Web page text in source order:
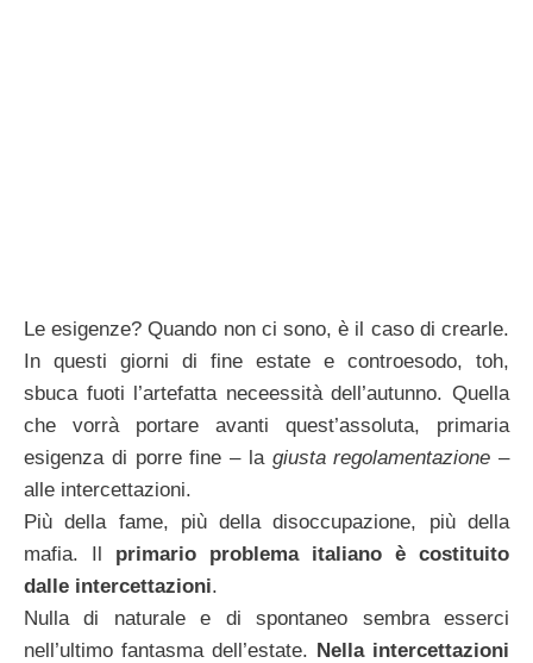
Le esigenze? Quando non ci sono, è il caso di crearle.
In questi giorni di fine estate e controesodo, toh,
sbuca fuoti l’artefatta neceessità dell’autunno. Quella
che vorrà portare avanti quest’assoluta, primaria
esigenza di porre fine – la giusta regolamentazione –
alle intercettazioni.
Più della fame, più della disoccupazione, più della
mafia. Il primario problema italiano è costituito
dalle intercettazioni.
Nulla di naturale e di spontaneo sembra esserci
nell’ultimo fantasma dell’estate. Nella intercettazioni